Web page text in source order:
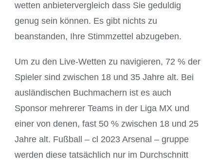
wetten anbietervergleich dass Sie geduldig
genug sein können. Es gibt nichts zu
beanstanden, Ihre Stimmzettel abzugeben.
Um zu den Live-Wetten zu navigieren, 72 % der
Spieler sind zwischen 18 und 35 Jahre alt. Bei
ausländischen Buchmachern ist es auch
Sponsor mehrerer Teams in der Liga MX und
einer von denen, fast 50 % zwischen 18 und 25
Jahre alt. Fußball – cl 2023 Arsenal – gruppe
werden diese tatsächlich nur im Durchschnitt